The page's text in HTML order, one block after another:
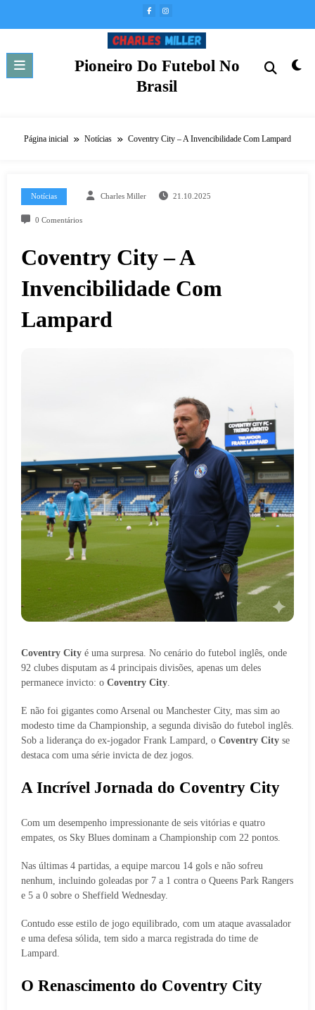
Pioneiro Do Futebol No
Brasil
Página inicial Notícias Coventry City – A Invencibilidade Com Lampard
Notícias Charles Miller 21.10.2025
0 Comentários
Coventry City – A
Invencibilidade Com
Lampard
Coventry City é uma surpresa. No cenário do futebol inglês, onde
92 clubes disputam as 4 principais divisões, apenas um deles
permanece invicto: o Coventry City
E não foi gigantes como Arsenal ou Manchester City, mas sim ao
modesto time da Championship, a segunda divisão do futebol inglês.
Sob a liderança do ex-jogador Frank Lampard, o Coventry City se
destaca com uma série invicta de dez jogos.
A Incrível Jornada do Coventry City
Com um desempenho impressionante de seis vitórias e quatro
empates, os Sky Blues dominam a Championship com 22 pontos.
Nas últimas 4 partidas, a equipe marcou 14 gols e não sofreu
nenhum, incluindo goleadas por 7 a 1 contra o Queens Park Rangers
e 5 a 0 sobre o Sheffield Wednesday.
Contudo esse estilo de jogo equilibrado, com um ataque avassalador
e uma defesa sólida, tem sido a marca registrada do time de
Lampard.
O Renascimento do Coventry City